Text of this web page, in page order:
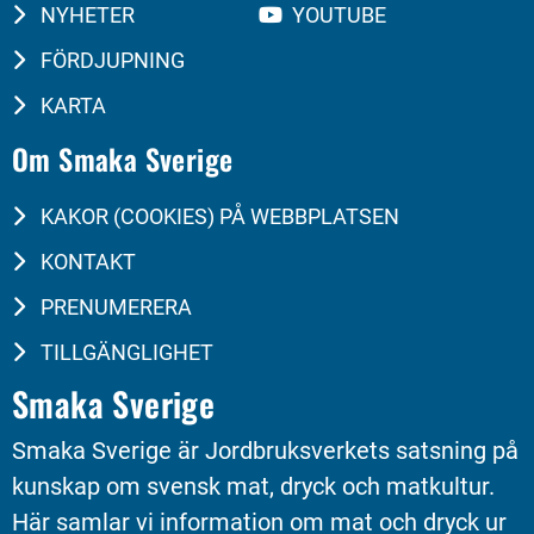
NYHETER
FÖRDJUPNING
KARTA
YOUTUBE
Om Smaka Sverige
KAKOR (COOKIES) PÅ WEBBPLATSEN
KONTAKT
PRENUMERERA
TILLGÄNGLIGHET
Smaka Sverige
Smaka Sverige är Jordbruksverkets satsning på
kunskap om svensk mat, dryck och matkultur.
Här samlar vi information om mat och dryck ur